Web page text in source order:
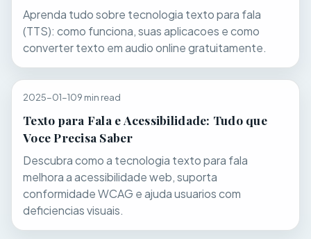
Aprenda tudo sobre tecnologia texto para fala
(TTS): como funciona, suas aplicacoes e como
converter texto em audio online gratuitamente.
2025-01-109 min read
Texto para Fala e Acessibilidade: Tudo que
Voce Precisa Saber
Descubra como a tecnologia texto para fala
melhora a acessibilidade web, suporta
conformidade WCAG e ajuda usuarios com
deficiencias visuais.